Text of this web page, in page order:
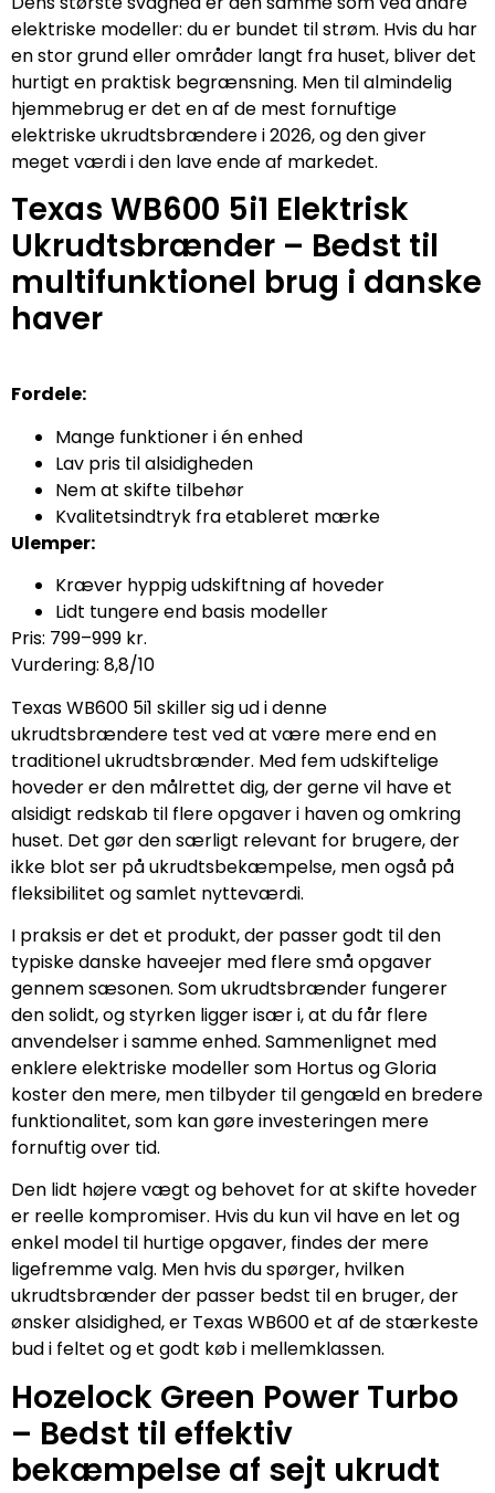
elektriske modeller: du er bundet til strøm. Hvis du har
en stor grund eller områder langt fra huset, bliver det
hurtigt en praktisk begrænsning. Men til almindelig
hjemmebrug er det en af de mest fornuftige
elektriske ukrudtsbrændere i 2026, og den giver
meget værdi i den lave ende af markedet.
Texas WB600 5i1 Elektrisk
Ukrudtsbrænder – Bedst til
multifunktionel brug i danske
haver
Fordele:
Mange funktioner i én enhed
Lav pris til alsidigheden
Nem at skifte tilbehør
Kvalitetsindtryk fra etableret mærke
Ulemper:
Kræver hyppig udskiftning af hoveder
Lidt tungere end basis modeller
Pris: 799–999 kr.
Vurdering: 8,8/10
Texas WB600 5i1 skiller sig ud i denne
ukrudtsbrændere test ved at være mere end en
traditionel ukrudtsbrænder. Med fem udskiftelige
hoveder er den målrettet dig, der gerne vil have et
alsidigt redskab til flere opgaver i haven og omkring
huset. Det gør den særligt relevant for brugere, der
ikke blot ser på ukrudtsbekæmpelse, men også på
fleksibilitet og samlet nytteværdi.
I praksis er det et produkt, der passer godt til den
typiske danske haveejer med flere små opgaver
gennem sæsonen. Som ukrudtsbrænder fungerer
den solidt, og styrken ligger især i, at du får flere
anvendelser i samme enhed. Sammenlignet med
enklere elektriske modeller som Hortus og Gloria
koster den mere, men tilbyder til gengæld en bredere
funktionalitet, som kan gøre investeringen mere
fornuftig over tid.
Den lidt højere vægt og behovet for at skifte hoveder
er reelle kompromiser. Hvis du kun vil have en let og
enkel model til hurtige opgaver, findes der mere
ligefremme valg. Men hvis du spørger, hvilken
ukrudtsbrænder der passer bedst til en bruger, der
ønsker alsidighed, er Texas WB600 et af de stærkeste
bud i feltet og et godt køb i mellemklassen.
Hozelock Green Power Turbo
– Bedst til effektiv
bekæmpelse af sejt ukrudt